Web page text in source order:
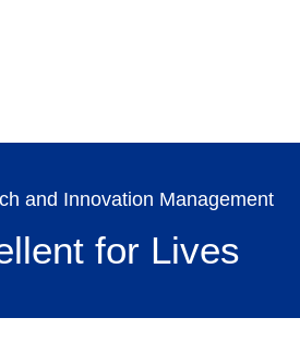
and Innovation Management
for Lives